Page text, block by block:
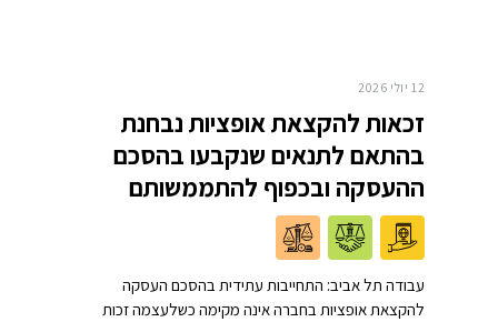
12 יולי 2026
זכאות להקצאת אופציות נבחנת
בהתאם לתנאים שנקבעו בהסכם
ההעסקה ובכפוף להתממשותם
עבודה תל אביב: התחייבות עתידית בהסכם העסקה
להקצאת אופציות בחברה אינה מקימה כשלעצמה זכות